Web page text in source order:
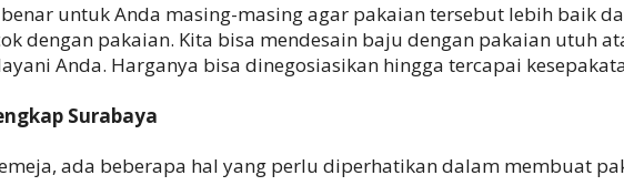
untuk Anda masing-masing agar pakaian tersebut lebih baik
dengan pakaian. Kita bisa mendesain baju dengan pakaian utuh
Anda. Harganya bisa dinegosiasikan hingga tercapai
Surabaya
ada beberapa hal yang perlu diperhatikan dalam membuat